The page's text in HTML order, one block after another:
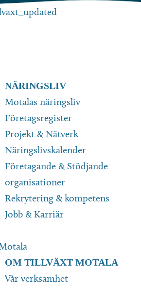
NÄRINGSLIV
Motalas näringsliv
Företagsregister
Projekt & Nätverk
Näringslivskalender
Företagande & Stödjande
organisationer
Rekrytering & kompetens
Jobb & Karriär
OM TILLVÄXT MOTALA
Vår verksamhet